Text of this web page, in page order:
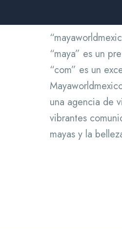
“maya” es un
“com” es un
una agencia de
vibrantes
mayas y la